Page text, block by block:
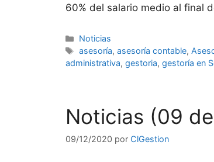
60% del salario medio al final
Categorías
Noticias
Etiquetas
asesoría,asesoría contable,
administrativa, gestoria, gestoría en
Noticias (09
09/12/2020 por ClGestion